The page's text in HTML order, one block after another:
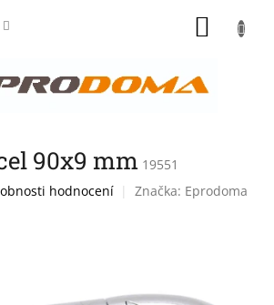
90x9 mm 19551
hodnocení Značka: Eprodoma